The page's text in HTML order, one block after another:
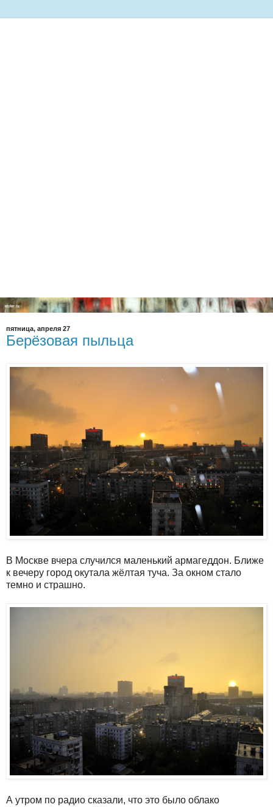
пятница, апреля 27
Берёзовая пыльца
В Москве вчера случился маленький армагеддон. Ближе
к вечеру город окутала жёлтая туча. За окном стало
темно и страшно.
А утром по радио сказали, что это было облако